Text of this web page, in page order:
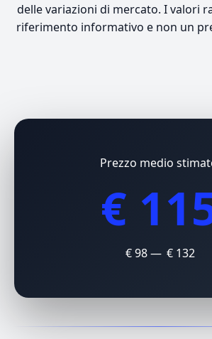
delle variazioni di mercato. I valori
riferimento informativo e non un
Prezzo medio
€
€ 98 — € 132